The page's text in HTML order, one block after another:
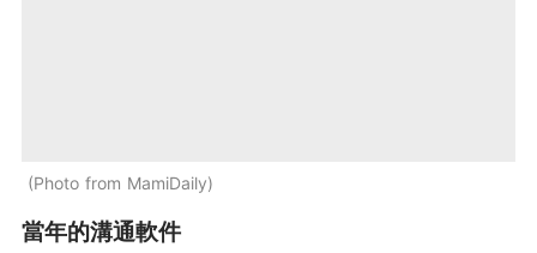
Photo from MamiDaily
當年的溝通軟件